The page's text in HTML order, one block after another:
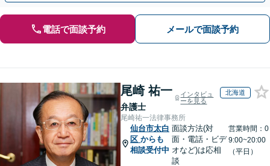
電話で面談予約 メールで面談予約
尾崎 祐一
弁護士
インタビュ
ーを見る
北海道
尾崎祐一法律事務所
仙台市太白
区 からも
相談受付中
面談方法(対
面・電話・ビデ
オなど)は応相
談
営業時間：0
9:00~20:00
（平日）